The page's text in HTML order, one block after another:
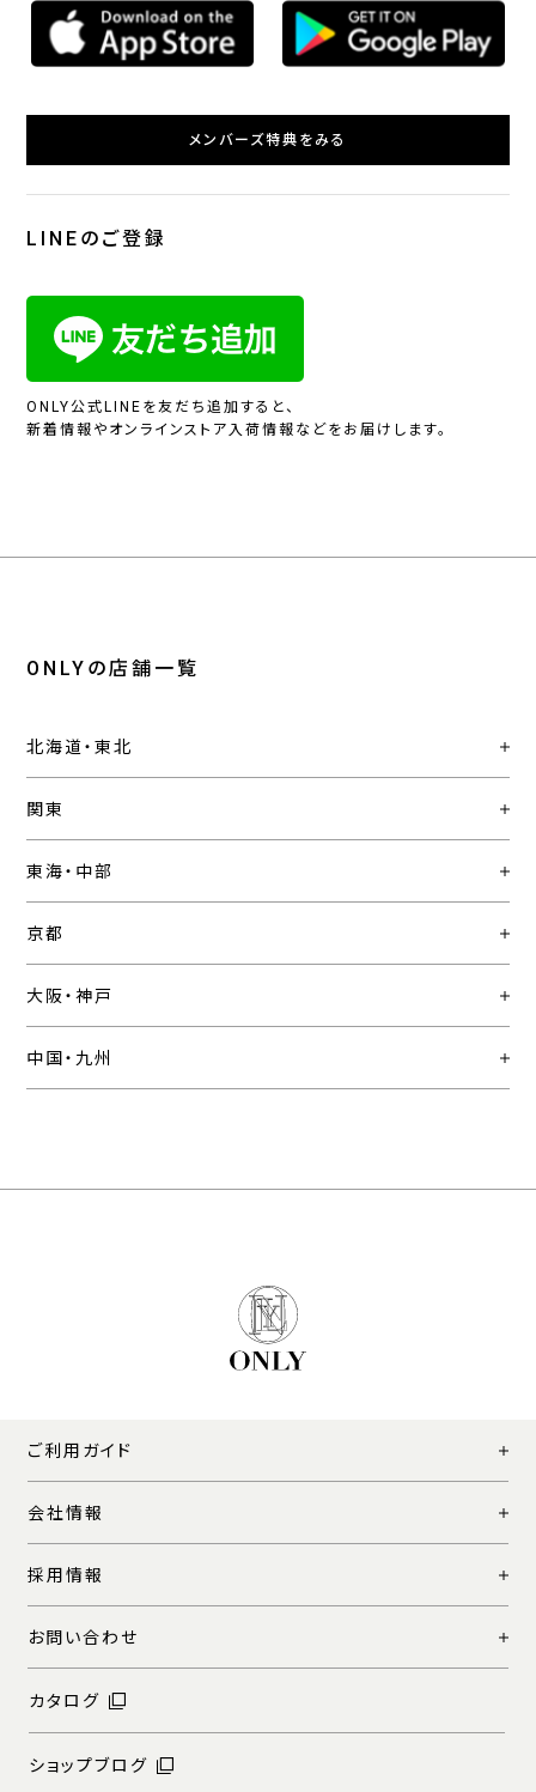
メンバーズ特典をみる
LINEのご登録
ONLY公式LINEを友だち追加すると、
新着情報やオンラインストア入荷情報などをお届けします。
ONLYの店舗一覧
北海道・東北
関東
東海・中部
京都
大阪・神戸
中国・九州
ご利用ガイド
会社情報
採用情報
お問い合わせ
カタログ
ショップブログ